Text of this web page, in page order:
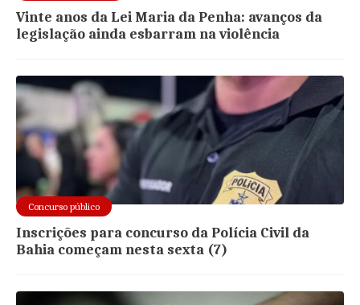
Vinte anos da Lei Maria da Penha: avanços da
legislação ainda esbarram na violência
Concurso público
Inscrições para concurso da Polícia Civil da
Bahia começam nesta sexta (7)